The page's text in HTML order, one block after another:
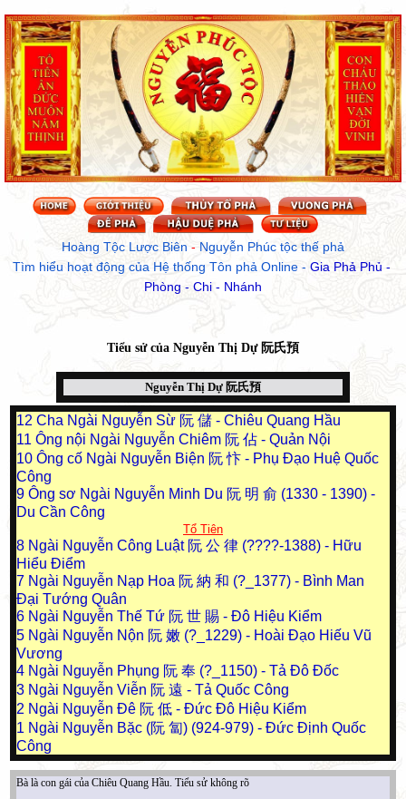
Hoàng Tộc Lược Biên - Nguyễn Phúc tộc thế phả
Tìm hiểu hoạt động của Hệ thống Tôn phả Online - Gia Phả Phủ -
Phòng - Chi - Nhánh
Tiểu sử của Nguyễn Thị Dự 阮氏預
Nguyễn Thị Dự 阮氏預
12 Cha Ngài Nguyễn Sừ 阮 儲 - Chiêu Quang Hầu
11 Ông nội Ngài Nguyễn Chiêm 阮 佔 - Quản Nội
10 Ông cố Ngài Nguyễn Biện 阮 忭 - Phụ Đạo Huệ Quốc
Công
9 Ông sơ Ngài Nguyễn Minh Du 阮 明 俞 (1330 - 1390) -
Du Cần Công
Tổ Tiên
8 Ngài Nguyễn Công Luật 阮 公 律 (????-1388) - Hữu
Hiểu Điểm
7 Ngài Nguyễn Nạp Hoa 阮 納 和 (?_1377) - Bình Man
Đại Tướng Quân
6 Ngài Nguyễn Thế Tứ 阮 世 賜 - Đô Hiệu Kiểm
5 Ngài Nguyễn Nộn 阮 嫩 (?_1229) - Hoài Đạo Hiếu Vũ
Vương
4 Ngài Nguyễn Phụng 阮 奉 (?_1150) - Tả Đô Đốc
3 Ngài Nguyễn Viễn 阮 遠 - Tả Quốc Công
2 Ngài Nguyễn Đê 阮 低 - Đức Đô Hiệu Kiểm
1 Ngài Nguyễn Bặc (阮 匐) (924-979) - Đức Định Quốc
Công
Bà là con gái của Chiêu Quang Hầu. Tiểu sử không rõ